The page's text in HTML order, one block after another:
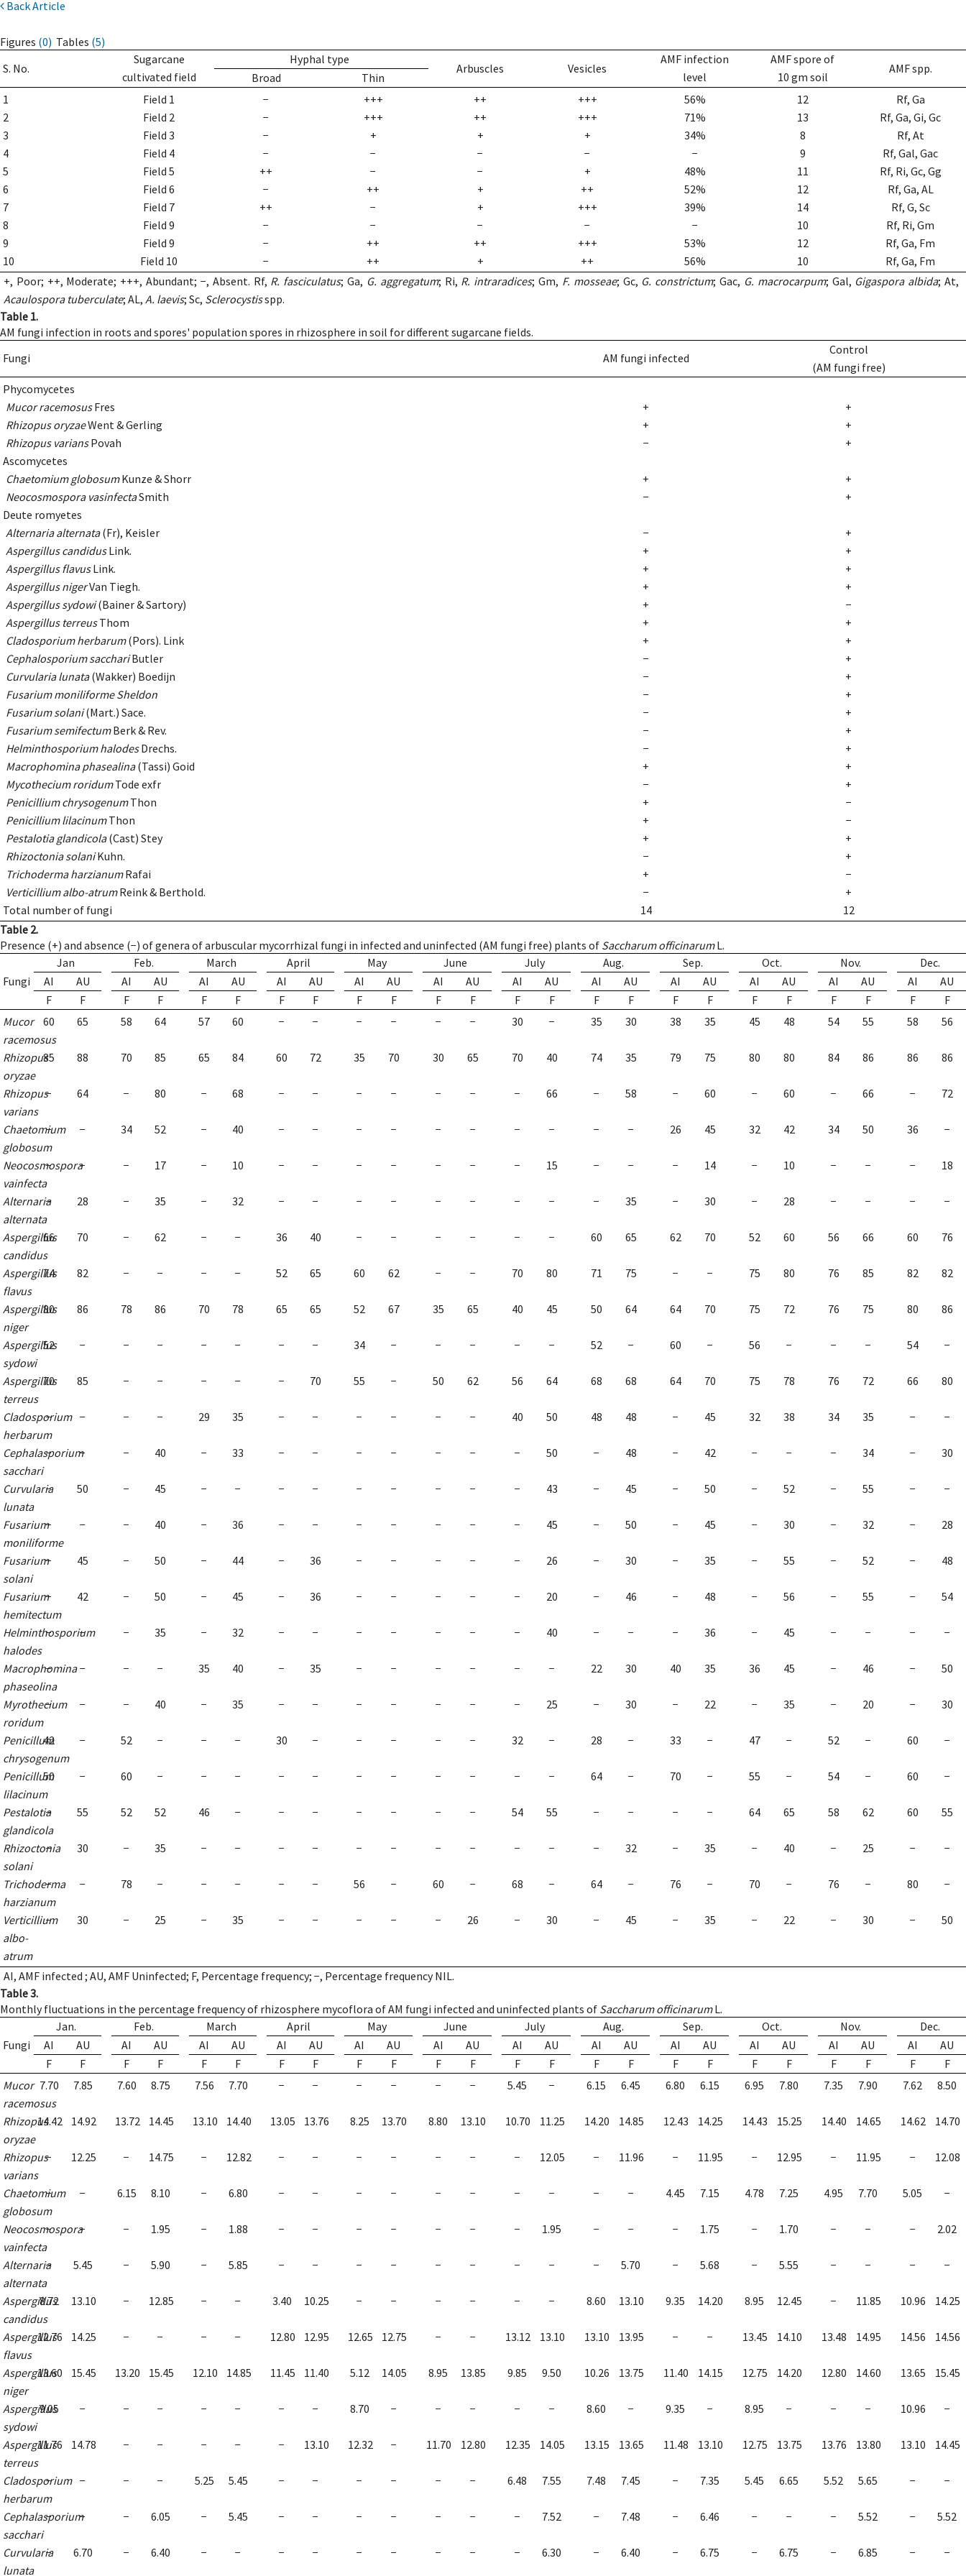
Back Article
Figures (0) Tables (5)
S. No.
Sugarcane
cultivated field
Hyphal type
Arbuscles Vesicles
AMF infection
level
AMF spore of
10 gm soil
AMF spp.
Broad
Thin
1
Field 1 − +++ ++ +++ 56% 12
Rf, Ga
2
Field 2 − +++ ++ +++ 71% 13
Rf, Ga, Gi, Gc
3
Field 3 − + + + 34% 8
Rf, At
4
Field 4 − − − − − 9
Rf, Gal, Gac
5
Field 5 ++ − − + 48% 11
Rf, Ri, Gc, Gg
6
Field 6 − ++ + ++ 52% 12
Rf, Ga, AL
7
Field 7 ++ − + +++ 39% 14
Rf, G, Sc
8
Field 9 − − − − − 10
Rf, Ri, Gm
9
Field 9 − ++ ++ +++ 53% 12
Rf, Ga, Fm
10
Field 10 − ++ + ++ 56% 10
Rf, Ga, Fm
+, Poor; ++, Moderate; +++, Abundant; −, Absent. Rf, R. fasciculatus; Ga, G. aggregatum; Ri, R. intraradices; Gm, F. mosseae; Gc, G. constrictum; Gac, G. macrocarpum; Gal, Gigaspora albida; At,
Acaulospora tuberculate; AL, A. laevis; Sc, Sclerocystisspp.
Table 1.
AM fungi infection in roots and spores' population spores in rhizosphere in soil for different sugarcane fields.
Fungi
AM fungi infected
Control
(AM fungi free)
Phycomycetes
Mucor racemosusFres +
+
Rhizopus oryzaeWent & Gerling +
+
Rhizopus variansPovah −
+
Ascomycetes
Chaetomium globosumKunze & Shorr +
+
Neocosmospora vasinfectaSmith −
+
Deute romyetes
Alternaria alternata(Fr), Keisler −
+
Aspergillus candidusLink. +
+
Aspergillus flavusLink. +
+
Aspergillus nigerVan Tiegh. +
+
Aspergillus sydowi(Bainer & Sartory) +
−
Aspergillus terreusThom +
+
Cladosporium herbarum(Pors). Link +
+
Cephalosporium sacchariButler −
+
Curvularia lunata(Wakker) Boedijn −
+
Fusarium moniliforme Sheldon
−
+
Fusarium solani(Mart.) Sace. −
+
Fusarium semifectumBerk & Rev. −
+
Helminthosporium halodesDrechs. −
+
Macrophomina phasealina(Tassi) Goid +
+
Mycothecium roridumTode exfr −
+
Penicillium chrysogenumThon +
−
Penicillium lilacinumThon +
−
Pestalotia glandicola(Cast) Stey +
+
Rhizoctonia solaniKuhn. −
+
Trichoderma harzianumRafai +
−
Verticillium albo-atrumReink & Berthold. −
+
Total number of fungi
14
12
Table 2.
Presence (+) and absence (−) of genera of arbuscular mycorrhizal fungi in infected and uninfected (AM fungi free) plants of Saccharum officinarumL.
Fungi
Jan Feb. March April May June July Aug. Sep. Oct. Nov.
Dec.
AI
AU AI AU AI AU AI AU AI AU AI AU AI AU AI AU AI AU AI AU AI AU AI
AU
F
F F F F F F F F F F F F F F F F F F F F F F
F
Mucor
racemosus
60 65 58 64 57 60 − − − − − − 30 − 35 30 38 35 45 48 54 55 58 56
Rhizopus
oryzae
85 88 70 85 65 84 60 72 35 70 30 65 70 40 74 35 79 75 80 80 84 86 86 86
Rhizopus
varians
− 64 − 80 − 68 − − − − − − − 66 − 58 − 60 − 60 − 66 − 72
Chaetomium
globosum
− − 34 52 − 40 − − − − − − − − − − 26 45 32 42 34 50 36 −
Neocosmospora
vainfecta
− − − 17 − 10 − − − − − − − 15 − − − 14 − 10 − − − 18
Alternaria
alternata
− 28 − 35 − 32 − − − − − − − − − 35 − 30 − 28 − − − −
Aspergillus
candidus
66 70 − 62 − − 36 40 − − − − − − 60 65 62 70 52 60 56 66 60 76
Aspergillus
flavus
74 82 − − − − 52 65 60 62 − − 70 80 71 75 − − 75 80 76 85 82 82
Aspergillus
niger
80 86 78 86 70 78 65 65 52 67 35 65 40 45 50 64 64 70 75 72 76 75 80 86
Aspergillus
sydowi
52 − − − − − − − 34 − − − − − 52 − 60 − 56 − − − 54 −
Aspergillus
terreus
70 85 − − − − − 70 55 − 50 62 56 64 68 68 64 70 75 78 76 72 66 80
Cladosporium
herbarum
− − − − 29 35 − − − − − − 40 50 48 48 − 45 32 38 34 35 − −
Cephalasporium
sacchari
− − − 40 − 33 − − − − − − − 50 − 48 − 42 − − − 34 − 30
Curvularia
lunata
− 50 − 45 − − − − − − − − − 43 − 45 − 50 − 52 − 55 − −
Fusarium
moniliforme
− − − 40 − 36 − − − − − − − 45 − 50 − 45 − 30 − 32 − 28
Fusarium
solani
− 45 − 50 − 44 − 36 − − − − − 26 − 30 − 35 − 55 − 52 − 48
Fusarium
hemitectum
− 42 − 50 − 45 − 36 − − − − − 20 − 46 − 48 − 56 − 55 − 54
Helminthosporium
halodes
− − − 35 − 32 − − − − − − − 40 − − − 36 − 45 − − − −
Macrophomina
phaseolina
− − − − 35 40 − 35 − − − − − − 22 30 40 35 36 45 − 46 − 50
Myrothecium
roridum
− − − 40 − 35 − − − − − − − 25 − 30 − 22 − 35 − 20 − 30
Penicillum
chrysogenum
42 − 52 − − − 30 − − − − − 32 − 28 − 33 − 47 − 52 − 60 −
Penicillum
lilacinum
50 − 60 − − − − − − − − − − − 64 − 70 − 55 − 54 − 60 −
Pestalotia
glandicola
− 55 52 52 46 − − − − − − − 54 55 − − − − 64 65 58 62 60 55
Rhizoctonia
solani
− 30 − 35 − − − − − − − − − − − 32 − 35 − 40 − 25 − −
Trichoderma
harzianum
− − 78 − − − − − 56 − 60 − 68 − 64 − 76 − 70 − 76 − 80 −
Verticillium
albo-
atrum
− 30 − 25 − 35 − − − − − 26 − 30 − 45 − 35 − 22 − 30 − 50
AI, AMF infected ; AU, AMF Uninfected; F, Percentage frequency; −, Percentage frequency NIL.
Table 3.
Monthly fluctuations in the percentage frequency of rhizosphere mycoflora of AM fungi infected and uninfected plants of Saccharum officinarumL.
Fungi
Jan. Feb. March April May June July Aug. Sep. Oct. Nov.
Dec.
AI
AU AI AU AI AU AI AU AI AU AI AU AI AU AI AU AI AU AI AU AI AU AI
AU
F
F F F F F F F F F F F F F F F F F F F F F F
F
Mucor
racemosus
7.70 7.85 7.60 8.75 7.56 7.70 − − − − − − 5.45 − 6.15 6.45 6.80 6.15 6.95 7.80 7.35 7.90 7.62 8.50
Rhizopus
oryzae
14.42 14.92 13.72 14.45 13.10 14.40 13.05 13.76 8.25 13.70 8.80 13.10 10.70 11.25 14.20 14.85 12.43 14.25 14.43 15.25 14.40 14.65 14.62 14.70
Rhizopus
varians
− 12.25 − 14.75 − 12.82 − − − − − − − 12.05 − 11.96 − 11.95 − 12.95 − 11.95 − 12.08
Chaetomium
globosum
− − 6.15 8.10 − 6.80 − − − − − − − − − − 4.45 7.15 4.78 7.25 4.95 7.70 5.05 −
Neocosmospora
vainfecta
− − − 1.95 − 1.88 − − − − − − − 1.95 − − − 1.75 − 1.70 − − − 2.02
Alternaria
alternata
− 5.45 − 5.90 − 5.85 − − − − − − − − − 5.70 − 5.68 − 5.55 − − − −
Aspergillus
candidus
8.72 13.10 − 12.85 − − 3.40 10.25 − − − − − − 8.60 13.10 9.35 14.20 8.95 12.45 − 11.85 10.96 14.25
Aspergillus
flavus
12.76 14.25 − − − − 12.80 12.95 12.65 12.75 − − 13.12 13.10 13.10 13.95 − − 13.45 14.10 13.48 14.95 14.56 14.56
Aspergillus
niger
13.60 15.45 13.20 15.45 12.10 14.85 11.45 11.40 5.12 14.05 8.95 13.85 9.85 9.50 10.26 13.75 11.40 14.15 12.75 14.20 12.80 14.60 13.65 15.45
Aspergillus
sydowi
9.05 − − − − − − − 8.70 − − − − − 8.60 − 9.35 − 8.95 − − − 10.96 −
Aspergillus
terreus
11.76 14.78 − − − − − 13.10 12.32 − 11.70 12.80 12.35 14.05 13.15 13.65 11.48 13.10 12.75 13.75 13.76 13.80 13.10 14.45
Cladosporium
herbarum
− − − − 5.25 5.45 − − − − − − 6.48 7.55 7.48 7.45 − 7.35 5.45 6.65 5.52 5.65 − −
Cephalasporium
sacchari
− − − 6.05 − 5.45 − − − − − − − 7.52 − 7.48 − 6.46 − − − 5.52 − 5.52
Curvularia
lunata
− 6.70 − 6.40 − − − − − − − − − 6.30 − 6.40 − 6.75 − 6.75 − 6.85 − −